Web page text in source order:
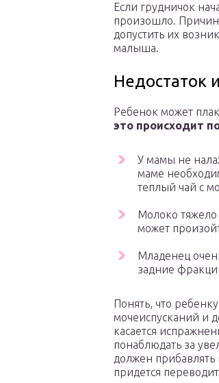
Если грудничок
произошло.
допустить их
малыша.
Недостаток
Ребенок может
это происходит
У мамы не
маме
теплый чай с
Молоко тяжело
может
Младенец
задние
Понять, что
мочеиспусканий и
касается
понаблюдать за
должен прибавлять
придется